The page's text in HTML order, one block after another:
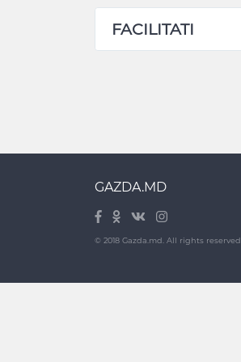
FACILITATI
GAZDA.MD
© 2018 Gazda.md. All rights reserved